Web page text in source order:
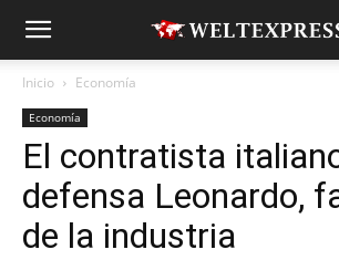
Inicio Economía
Economía
El contratista
defensa Leonardo,
de la industria